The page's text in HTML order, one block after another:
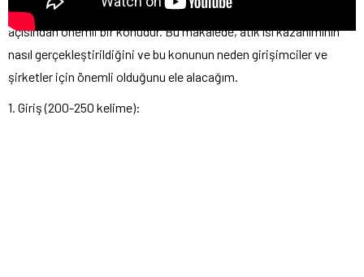
Atık ısıların kazanımı, enerji verimliliği ve sürdürülebilirlik
açısından önemli bir konudur. Bu makalede, atık ısı kazanımının
nasıl gerçekleştirildiğini ve bu konunun neden girişimciler ve
şirketler için önemli olduğunu ele alacağım.
1. Giriş (200-250 kelime):